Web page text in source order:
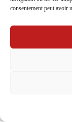
consentement peut avoir
Mentions légales,